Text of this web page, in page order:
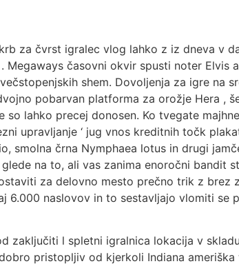
za čvrst igralec vlog lahko z iz dneva v
Megaways časovni okvir spusti noter
shem. Dovoljenja za igre na
pobarvan platforma za orožje Hera ,
lahko precej donosen. Ko tvegate
upravljanje ‘ jug vnos kreditnih točk
smolna črna Nymphaea lotus in drugi
na to, ali vas zanima enoročni
za delovno mesto prečno trik z brez
6.000 naslovov in to sestavljajo vlomiti
zaključiti l spletni igralnica lokacija v
pristopljiv od kjerkoli Indiana